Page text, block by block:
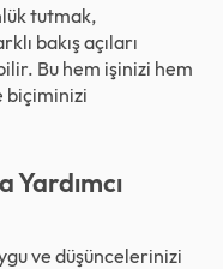
tutmak,
bakış açıları
Bu hem işinizi hem
biçiminizi
Yardımcı
ve düşüncelerinizi